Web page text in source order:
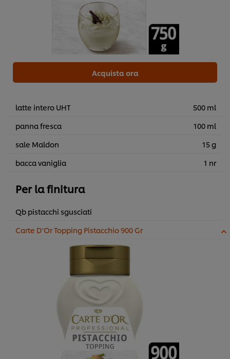
Acquista ora
latte intero UHT
500 ml
panna fresca
100 ml
sale Maldon
15 g
bacca vaniglia
1 nr
Per la finitura
Qb pistacchi sgusciati
Carte D’Or Topping Pistacchio 900 Gr